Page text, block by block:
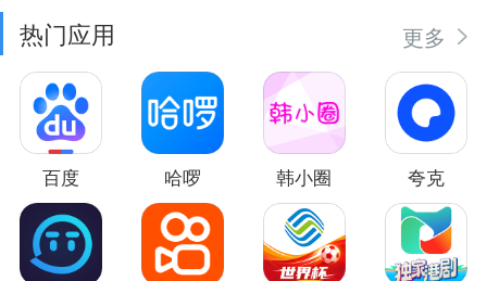
热门应用 更多
百度 哈啰 韩小圈 夸克